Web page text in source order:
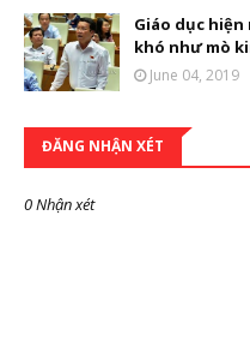
Giáo dục hiện
khó như mò
June 04, 2019
ĐĂNG NHẬN XÉT
0 Nhận xét